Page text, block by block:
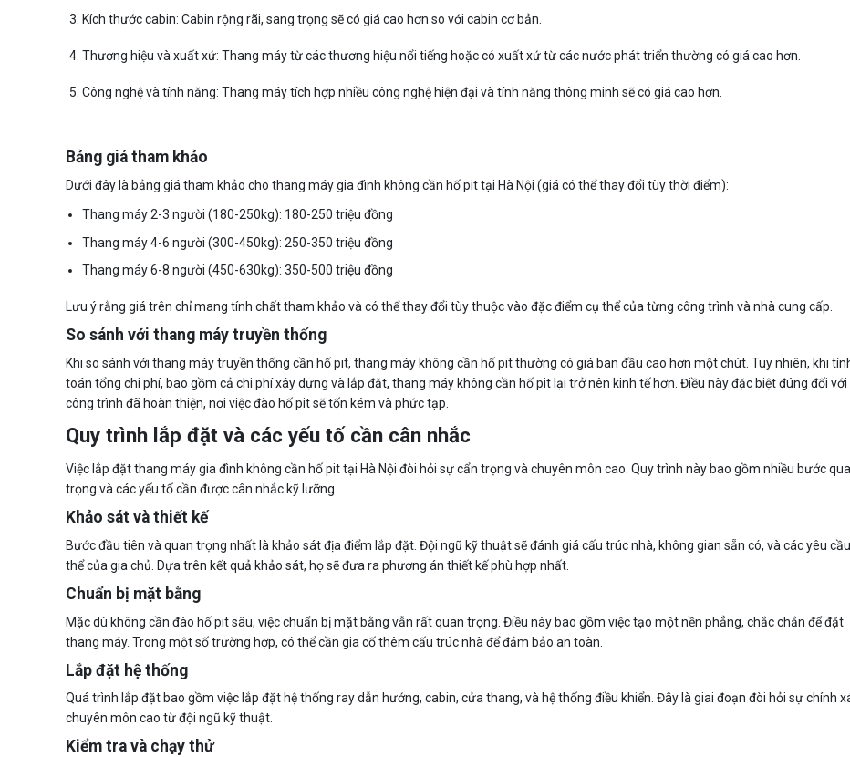
Kích thước cabin: Cabin rộng rãi, sang trọng sẽ có giá cao hơn so với cabin cơ bản.
Thương hiệu và xuất xứ: Thang máy từ các thương hiệu nổi tiếng hoặc có xuất xứ từ các nước phát triển thường có giá cao hơn.
Công nghệ và tính năng: Thang máy tích hợp nhiều công nghệ hiện đại và tính năng thông minh sẽ có giá cao hơn.
Bảng giá tham khảo
Dưới đây là bảng giá tham khảo cho thang máy gia đình không cần hố pit tại Hà Nội (giá có thể thay đổi tùy thời điểm):
Thang máy 2-3 người (180-250kg): 180-250 triệu đồng
Thang máy 4-6 người (300-450kg): 250-350 triệu đồng
Thang máy 6-8 người (450-630kg): 350-500 triệu đồng
Lưu ý rằng giá trên chỉ mang tính chất tham khảo và có thể thay đổi tùy thuộc vào đặc điểm cụ thể của từng công trình và nhà cung cấp.
So sánh với thang máy truyền thống
Khi so sánh với thang máy truyền thống cần hố pit, thang máy không cần hố pit thường có giá ban đầu cao hơn một chút. Tuy nhiên, khi
toán tổng chi phí, bao gồm cả chi phí xây dựng và lắp đặt, thang máy không cần hố pit lại trở nên kinh tế hơn. Điều này đặc biệt đúng đối với
công trình đã hoàn thiện, nơi việc đào hố pit sẽ tốn kém và phức tạp.
Quy trình lắp đặt và các yếu tố cần cân nhắc
Việc lắp đặt thang máy gia đình không cần hố pit tại Hà Nội đòi hỏi sự cẩn trọng và chuyên môn cao. Quy trình này bao gồm nhiều bước
trọng và các yếu tố cần được cân nhắc kỹ lưỡng.
Khảo sát và thiết kế
Bước đầu tiên và quan trọng nhất là khảo sát địa điểm lắp đặt. Đội ngũ kỹ thuật sẽ đánh giá cấu trúc nhà, không gian sẵn có, và các yêu
thể của gia chủ. Dựa trên kết quả khảo sát, họ sẽ đưa ra phương án thiết kế phù hợp nhất.
Chuẩn bị mặt bằng
Mặc dù không cần đào hố pit sâu, việc chuẩn bị mặt bằng vẫn rất quan trọng. Điều này bao gồm việc tạo một nền phẳng, chắc chắn để đặt
thang máy. Trong một số trường hợp, có thể cần gia cố thêm cấu trúc nhà để đảm bảo an toàn.
Lắp đặt hệ thống
Quá trình lắp đặt bao gồm việc lắp đặt hệ thống ray dẫn hướng, cabin, cửa thang, và hệ thống điều khiển. Đây là giai đoạn đòi hỏi sự chính
chuyên môn cao từ đội ngũ kỹ thuật.
Kiểm tra và chạy thử